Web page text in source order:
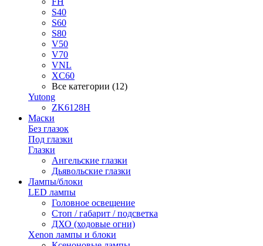
S40
S60
S80
V50
V70
VNL
XC60
Все категории (12)
Yutong
ZK6128H
Маски
Без глазок
Под глазки
Глазки
Ангельские глазки
Дьявольские глазки
Лампы/блоки
LED лампы
Головное освещение
Стоп / габарит / подсветка
ДХО (ходовые огни)
Xenon лампы и блоки